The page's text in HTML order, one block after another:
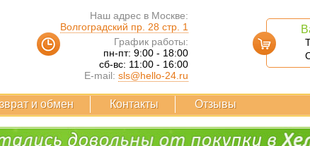
Наш адрес в Москве:
Волгоградский пр. 28 стр. 1
График работы:
пн-пт: 9:00 - 18:00
сб-вс: 11:00 - 16:00
E-mail: sls@hello-24.ru
и обмен Контакты Отзывы